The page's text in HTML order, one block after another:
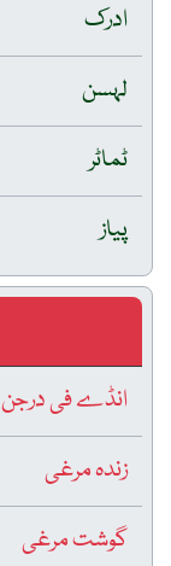
ادرک
لہسن
ٹماٹر
پیاز
انڈے فی درجن
زندہ مرغی
گوشت مرغی